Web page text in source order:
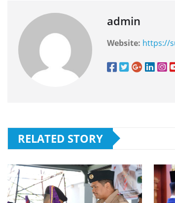
admin
Website: https://
RELATED STORY